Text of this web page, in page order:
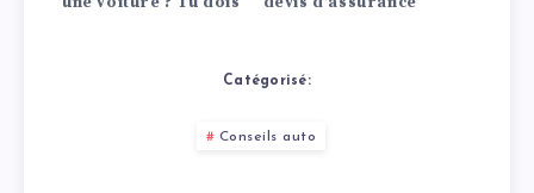
Catégorisé:
Conseils auto